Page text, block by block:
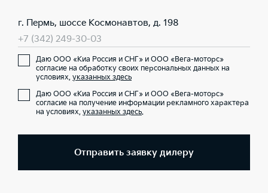
г. Пермь, шоссе Космонавтов, д. 198
+7 (342) 249-30-03
Даю ООО «Киа Россия и СНГ» и ООО «Вега-моторс»
согласие на обработку своих персональных данных на
условиях, указанных здесь
Даю ООО «Киа Россия и СНГ» и ООО «Вега-моторс»
согласие на получение информации рекламного характера
на условиях, указанных здесь.
Отправить заявку дилеру